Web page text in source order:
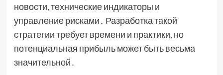
новости, технические индикаторы и
управление рисками․ Разработка такой
стратегии требует времени и практики, но
потенциальная прибыль может быть весьма
значительной․